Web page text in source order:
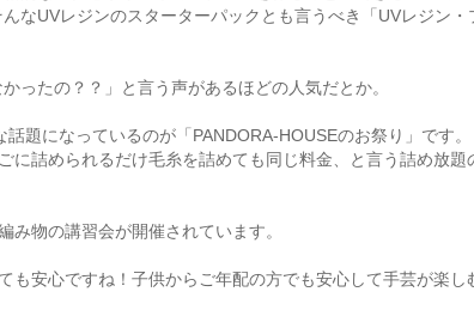
なUVレジンのスターターパックとも言うべき「UVレジン
ったの？？」と言う声があるほどの人気だとか。
題になっているのが「PANDORA-HOUSEのお祭り」です
詰められるだけ毛糸を詰めても同じ料金、と言う詰め放
物の講習会が開催されています。
安心ですね！子供からご年配の方でも安心して手芸が楽し